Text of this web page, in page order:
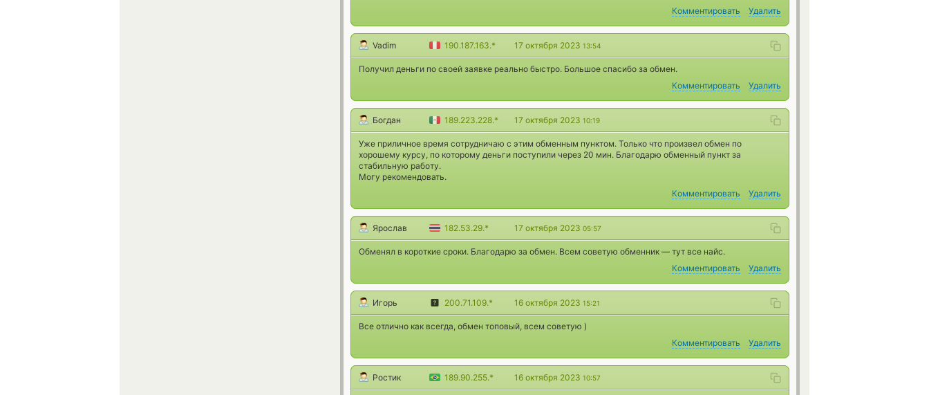
Комментировать
Удалить
Vadim 190.187.163.* 17 октября 2023 13:54
Получил деньги по своей заявке реально быстро. Большое спасибо за обмен.
Комментировать
Удалить
Богдан 189.223.228.* 17 октября 2023 10:19
Уже приличное время сотрудничаю с этим обменным пунктом. Только что произвел обмен по
хорошему курсу, по которому деньги поступили через 20 мин. Благодарю обменный пункт за
стабильную работу.
Могу рекомендовать.
Комментировать
Удалить
Ярослав 182.53.29.* 17 октября 2023 05:57
Обменял в короткие сроки. Благодарю за обмен. Всем советую обменник — тут все найс.
Комментировать
Удалить
Игорь 200.71.109.* 16 октября 2023 15:21
Все отлично как всегда, обмен топовый, всем советую )
Комментировать
Удалить
Ростик 189.90.255.* 16 октября 2023 10:57